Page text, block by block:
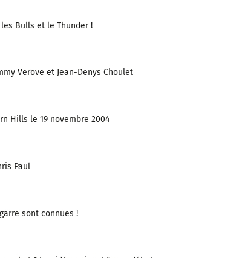
Bulls et le Thunder !
Verove et Jean-Denys Choulet
Hills le 19 novembre 2004
Paul
sont connues !